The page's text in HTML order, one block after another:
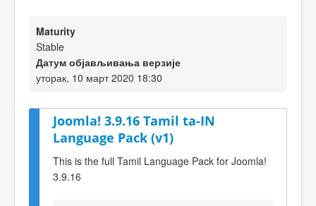
Maturity
Stable
Датум објављивања верзије
уторак, 10 март 2020 18:30
Joomla! 3.9.16 Tamil ta-IN
Language Pack (v1)
This is the full Tamil Language Pack for Joomla!
3.9.16